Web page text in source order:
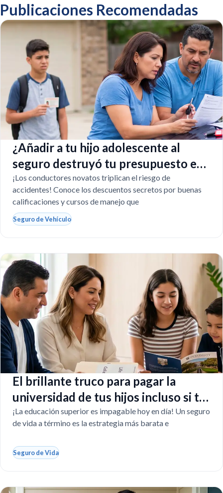
Publicaciones Recomendadas
¿Añadir a tu hijo adolescente al
seguro destruyó tu presupuesto en
Texas?
¡Los conductores novatos triplican el riesgo de
accidentes! Conoce los descuentos secretos por buenas
calificaciones y cursos de manejo que
Seguro de Vehículo
El brillante truco para pagar la
universidad de tus hijos incluso si tú
faltas
¡La educación superior es impagable hoy en día! Un seguro
de vida a término es la estrategia más barata e
Seguro de Vida